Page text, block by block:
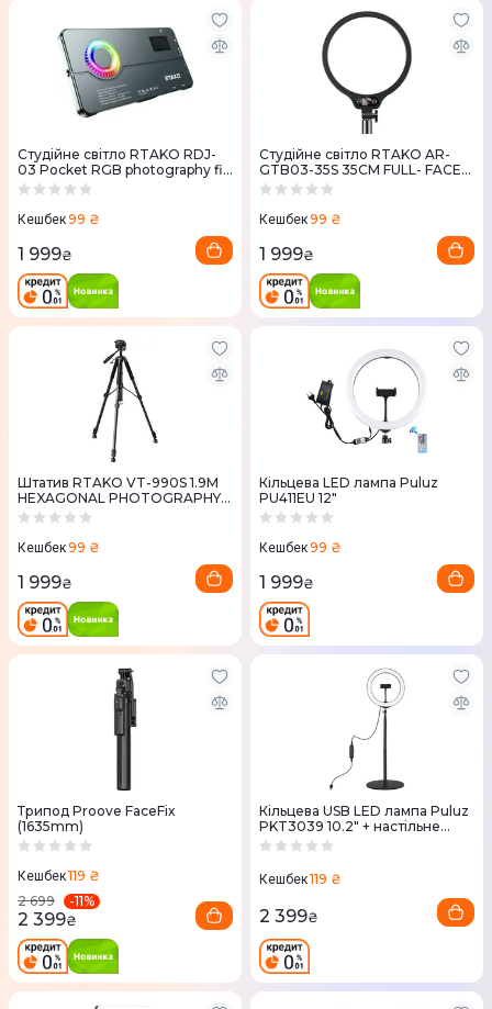
Студійне світло RTAKO RDJ-
03 Pocket RGB photography fill
light
Кешбек99 ₴
1 999₴
Студійне світло RTAKO AR-
GTB03-35S 35CM FULL- FACE
FILL LIGHT
Кешбек99 ₴
1 999₴
Штатив RTAKO VT-990S 1.9M
HEXAGONAL PHOTOGRAPHY
TRIPOD Black
Кешбек99 ₴
1 999₴
Кільцева LED лампа Puluz
PU411EU 12"
Кешбек99 ₴
1 999₴
Трипод Proove FaceFix
(1635mm)
Кешбек119 ₴
2 699
-11%
2 399₴
Кільцева USB LED лампа Puluz
PKT3039 10.2" + настільне
кріплення 140 см
Кешбек119 ₴
2 399₴